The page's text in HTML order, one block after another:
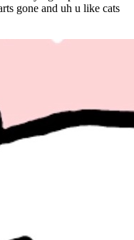
gone and uh u like cats